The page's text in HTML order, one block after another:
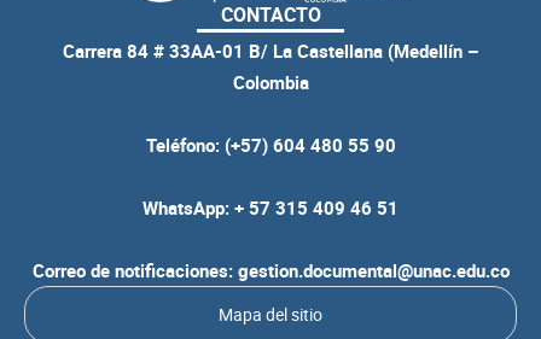
CONTACTO
Carrera 84 # 33AA-01 B/ La Castellana (Medellín –
Colombia
Teléfono: (+57) 604 480 55 90
WhatsApp: + 57 315 409 46 51
Correo de notificaciones: gestion.documental@unac.edu.co
Mapa del sitio